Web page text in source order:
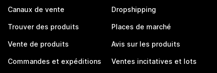
Canaux de vente
Trouver des produits
Vente de produits
Commandes et expéditions
Dropshipping
Places de marché
Avis sur les produits
Ventes incitatives et lots